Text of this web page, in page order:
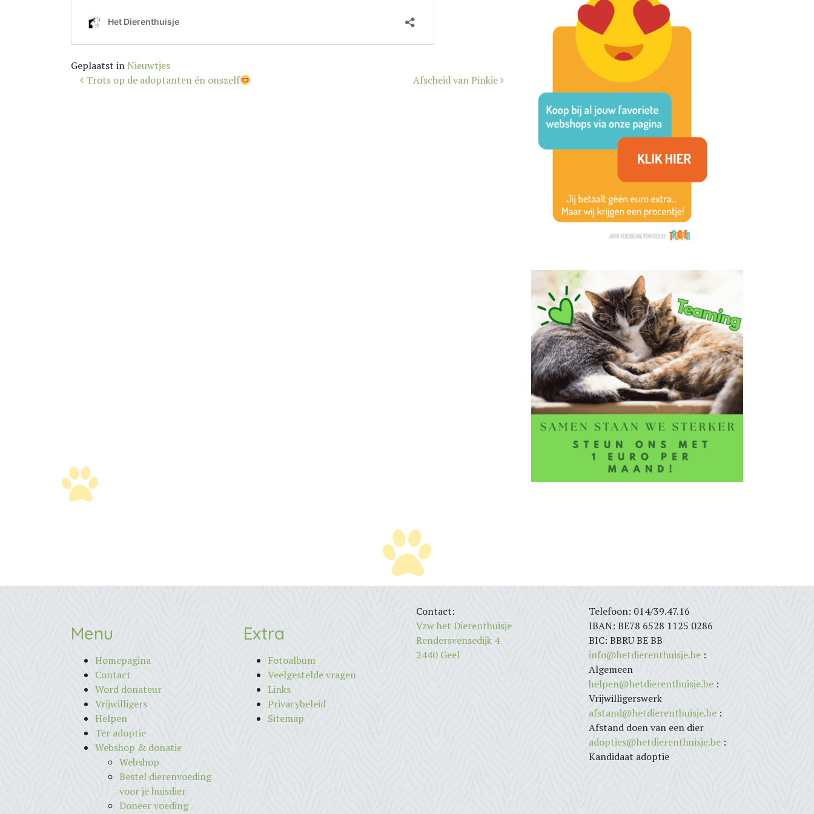
Geplaatst in Nieuwtjes
Bericht
navigatie
Trots op de adoptanten én onszelf Afscheid van Pinkie
Menu
Homepagina
Contact
Word donateur
Vrijwilligers
Helpen
Ter adoptie
Webshop & donatie
Webshop
Bestel dierenvoeding
voor je huisdier
Doneer voeding
Extra
Fotoalbum
Veelgestelde vragen
Links
Privacybeleid
Sitemap
Contact:
Vzw het Dierenthuisje
Rendersvensedijk 4
2440 Geel
Telefoon: 014/39.47.16
IBAN: BE78 6528 1125 0286
BIC: BBRU BE BB
info@hetdierenthuisje.be :
Algemeen
helpen@hetdierenthuisje.be :
Vrijwilligerswerk
afstand@hetdierenthuisje.be :
Afstand doen van een dier
adopties@hetdierenthuisje.be :
Kandidaat adoptie